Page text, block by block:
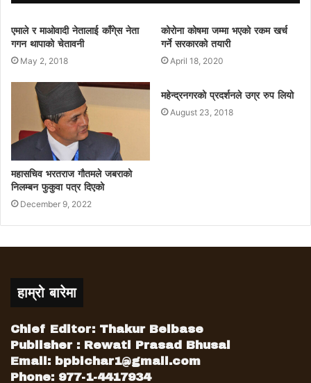
एमाले र माओवादी नेतालाई काँगे्स नेता
गगन थापाको चेतावनी
May 2, 2018
कोरोना कोषमा जम्मा भएको रकम खर्च
गर्ने सरकारको तयारी
April 18, 2020
महासचिव भरतराज गौतमले जबराको
निलम्बन फुकुवा पत्र दिएको
December 9, 2022
महेन्द्रनगरको प्रदर्शनले उग्र रुप लियो
August 23, 2018
हाम्रो बारेमा
Chief Editor: Thakur Belbase
Publisher : Rewati Prasad Bhusal
Email: bpbichar1@gmail.com
Phone: 977-1-4417934